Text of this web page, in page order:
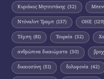
Κυριάκος Μητσοτάκης (32)
Ντόναλντ Τραμπ (137) ΟΗΕ (129)
Τέμπη (81) Τουρκία (32)
ανθρώπινα δικαιώματα (30)
δικαιοσύνη (51) δολοφονία (42)